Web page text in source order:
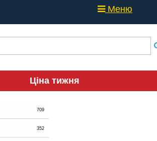
Меню
Ціна тижня
709
352